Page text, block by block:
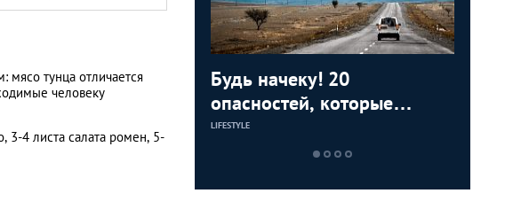
мясо тунца отличается
человеку
3-4 листа салата ромен, 5-
Будь начеку! 20
опасностей, которые
подстерегают нерадивого
туриста в Казахстане
LIFESTYLE
наших: достижения
известные во
мире